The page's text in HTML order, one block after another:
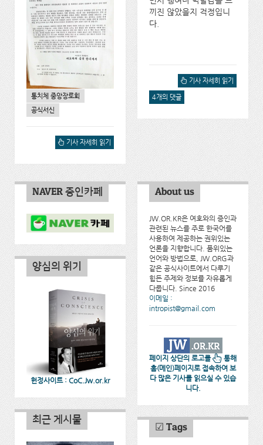
끼진 않았을지 걱정입니
다.
롤렉스를 찬 통치체(중앙장
로회 성원) : 새뮤엘 허드,
SAMUEL HERD에 대해서
기사 자세히 읽기
4개의 댓글
통치체 중앙장로회
공식서신
공도서신 2015년 11월 16
일 : 중앙장로회에서 발표한
기사 자세히 읽기
NAVER 증인카페 About us
JW.OR.KR은 여호와의 증인과
관련된 뉴스를 주로 한국어를
사용하여 제공하는 권위있는
언론을 지향합니다. 품위있는
언어와 방법으로, JW.ORG과
같은 공식사이트에서 다루기
힘든 주제와 정보를 자유롭게
다룹니다. Since 2016
이메일 :
intropist@gmail.com
페이지 상단의 로고를
통해
홈(메인)페이지로 접속하여 보
다 많은 기사를 읽으실 수 있습
니다.
양심의 위기
헌정사이트 : CoC.Jw.or.kr
최근 게시물
☑ Tags